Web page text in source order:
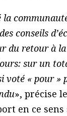
la
conseils
du retour à
sur un
voté « pour »
», précise
en ce